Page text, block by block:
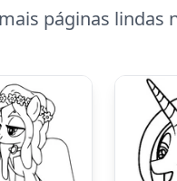
páginas lindas